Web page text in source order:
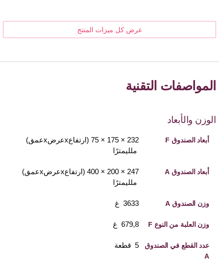
عرض كل ميزات المنتج
المواصفات التقنية
الوزن والأبعاد
أبعاد الصندوق F
232 × 175 × 75 (ارتفاعxعرضxعمق)
ملليمترًا
أبعاد الصندوق A
247 × 200 × 400 (ارتفاعxعرضxعمق)
ملليمترًا
وزن الصندوق A 3633 غ
وزن العلبة من النوع F 679,8 غ
عدد القطع في الصندوق
A
5 قطعة